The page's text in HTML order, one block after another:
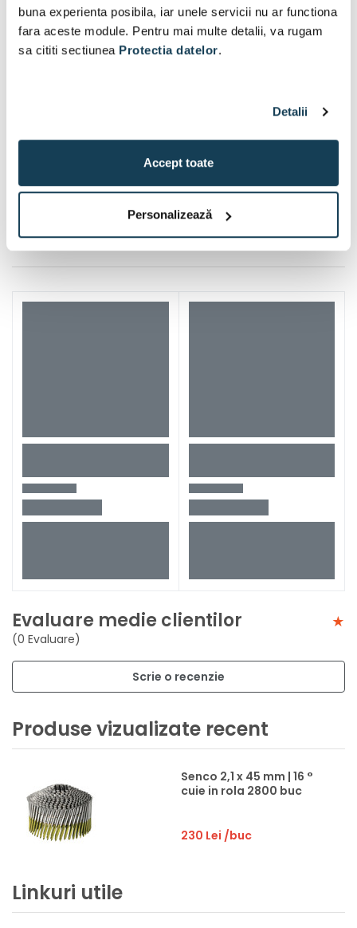
buna experienta posibila, iar unele servicii nu ar functiona
fara aceste module. Pentru mai multe detalii, va rugam
sa cititi sectiunea Protectia datelor.
Detalii
Accept toate
Personalizează
Iti mai recomandam si
Evaluare medie clientilor
(0 Evaluare)
Scrie o recenzie
Produse vizualizate recent
Senco 2,1 x 45 mm | 16 °
cuie in rola 2800 buc
230 Lei /buc
Linkuri utile